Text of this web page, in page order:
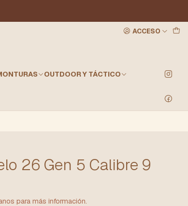
ACCESO
OUTDOOR Y TÁCTICO
26 Gen 5 Calibre 9
para más información.